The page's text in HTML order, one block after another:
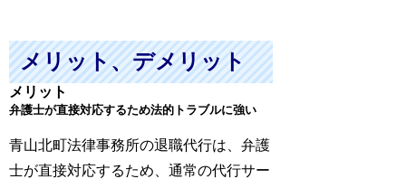
メリット、デメリット
メリット
弁護士が直接対応するため法的トラブルに強い
青山北町法律事務所の退職代行は、弁護
士が直接対応するため、通常の代行サー